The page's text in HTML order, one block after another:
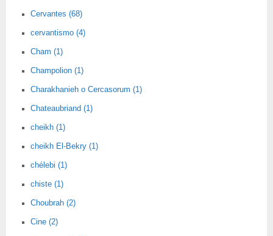
Cervantes (68)
cervantismo (4)
Cham (1)
Champolion (1)
Charakhanieh o Cercasorum (1)
Chateaubriand (1)
cheikh (1)
cheikh El-Bekry (1)
chélebi (1)
chiste (1)
Choubrah (2)
Cine (2)